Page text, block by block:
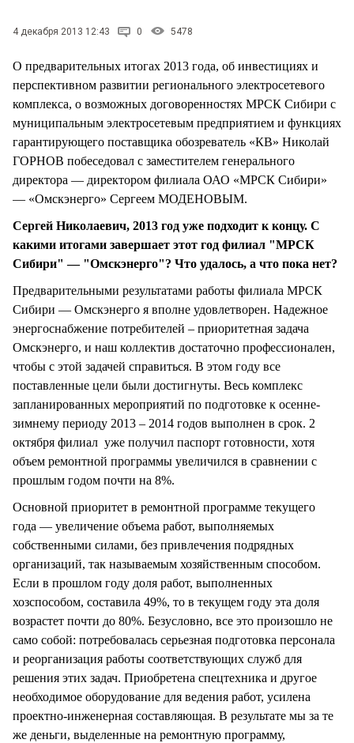
4 декабря 2013 12:43 0 5478
О предварительных итогах 2013 года, об инвестициях и
перспективном развитии регионального электросетевого
комплекса, о возможных договоренностях МРСК Сибири с
муниципальным электросетевым предприятием и функциях
гарантирующего поставщика обозреватель «КВ» Николай
ГОРНОВ побеседовал с заместителем генерального
директора — директором филиала ОАО «МРСК Сибири»
— «Омскэнерго» Сергеем МОДЕНОВЫМ.
Сергей Николаевич, 2013 год уже подходит к концу. С
какими итогами завершает этот год филиал "МРСК
Сибири" — "Омскэнерго"? Что удалось, а что пока нет?
Предварительными результатами работы филиала МРСК
Сибири — Омскэнерго я вполне удовлетворен. Надежное
энергоснабжение потребителей – приоритетная задача
Омскэнерго, и наш коллектив достаточно профессионален,
чтобы с этой задачей справиться. В этом году все
поставленные цели были достигнуты. Весь комплекс
запланированных мероприятий по подготовке к осенне-
зимнему периоду 2013 – 2014 годов выполнен в срок. 2
октября филиал уже получил паспорт готовности, хотя
объем ремонтной программы увеличился в сравнении с
прошлым годом почти на 8%.
Основной приоритет в ремонтной программе текущего
года — увеличение объема работ, выполняемых
собственными силами, без привлечения подрядных
организаций, так называемым хозяйственным способом.
Если в прошлом году доля работ, выполненных
хозспособом, составила 49%, то в текущем году эта доля
возрастет почти до 80%. Безусловно, все это произошло не
само собой: потребовалась серьезная подготовка персонала
и реорганизация работы соответствующих служб для
решения этих задач. Приобретена спецтехника и другое
необходимое оборудование для ведения работ, усилена
проектно-инженерная составляющая. В результате мы за те
же деньги, выделенные на ремонтную программу,